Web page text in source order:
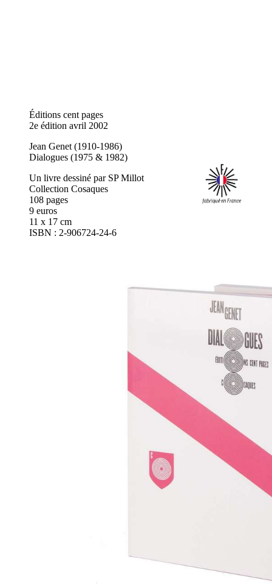
Éditions cent pages
2e édition avril 2002
Jean Genet (1910-1986)
Dialogues (1975 & 1982)
Un livre dessiné par SP Millot
Collection Cosaques
108 pages
9 euros
11 x 17 cm
ISBN : 2-906724-24-6